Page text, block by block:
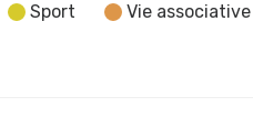
Sport Vie associative